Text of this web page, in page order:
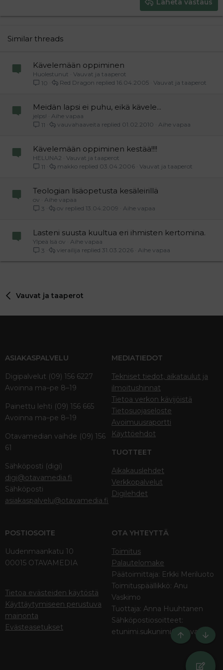
26
Similar threads
Kävelemään oppiminen
Huolestunut
Vauvat ja taaperot
10
Vauvat ja taaperot
16.04.2005
Red Dragon
Meidän lapsi ei puhu, eikä kävele...
jelps!
Aihe vapaa
11
Aihe vapaa
01.02.2010
vauvahaaveita
Kävelemään oppiminen kestää!!!!
HELUNA2
Vauvat ja taaperot
11
Vauvat ja taaperot
03.04.2006
makko
Teologian lisäopetusta kesäleirillä
ov
Aihe vapaa
3
Aihe vapaa
13.04.2009
ov
Lasteni suusta kuultua eri ihmisten kertomina.
Ylpeä Isä ov
Aihe vapaa
3
Aihe vapaa
31.03.2026
vierailija
Vauvat ja taaperot
ASIAKASPALVELU
Digipalvelut (09) 156 6227
Avoinna ma–pe 8–19
Painettu lehti (09) 156 665
Avoinna ma–pe 8–19
Otavamedian vaihde (09) 156
61
Sähköposti (digi)
digi@otavamedia.fi
Sähköposti
asiakaspalvelu@otavamedia.fi
MEDIATIEDOT
Tekniset tiedot, aikataulut ja
ilmoitushinnat
Tietoa verkon kävijöistä
Tietosuojaseloste
Avoimuusraportti
Käyttöehdot
TUOTTEET
Aikakauslehdet
Verkkopalvelut
Digilehdet
POSTIOSOITE
Uudenmaankatu 10
00015 OTAVAMEDIA
Tietoa evästeiden käytöstä
Käyttäytymiseen perustuva
mainonta
Evästeasetukset
OTA YHTEYTTÄ
Toimitus
Palautelomake
Päätoimittaja: Erkki Meriluoto
Toimituspäällikkö: Anu
Vaskimo
Tuottaja: Anna Huuhtanen
Sähköpostiosoitteet:
etunimi.sukunimi@otava.fi
Ylös